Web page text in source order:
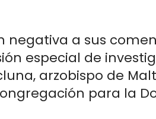
negativa a sus
especial de
arzobispo de
para la